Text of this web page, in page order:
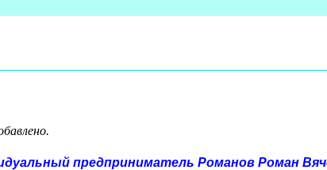
предприниматель Романов Роман